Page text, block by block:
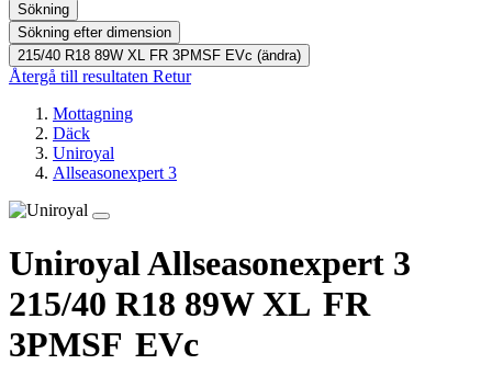
Sökning
Sökning efter dimension
215/40 R18 89W XL FR 3PMSF EVc (ändra)
Återgå till resultaten Retur
Mottagning
Däck
Uniroyal
Allseasonexpert 3
Uniroyal Allseasonexpert 3
215/40 R18 89WXL FR
3PMSF EVc